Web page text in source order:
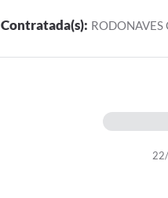
Contratada(s): RODONAVES